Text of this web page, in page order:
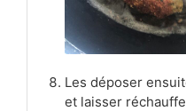
Les déposer
et laisser